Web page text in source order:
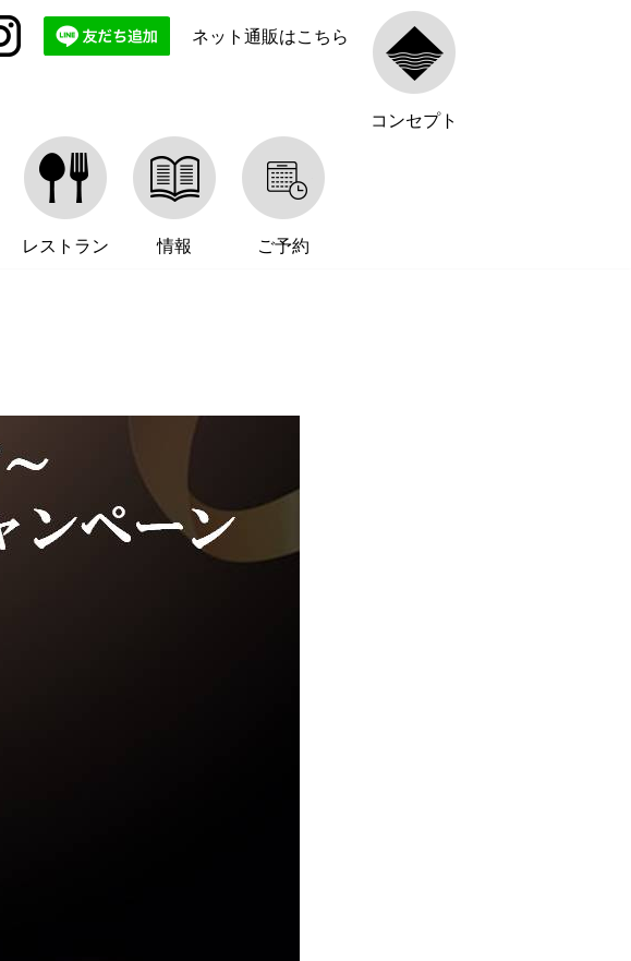
ネット通販はこちら
コンセプト
レストラン 情報
ご予約